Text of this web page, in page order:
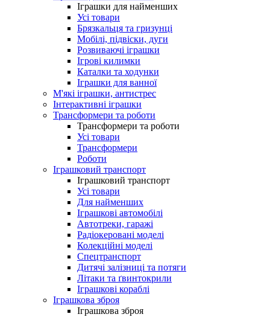
Іграшки для найменших
Усі товари
Брязкальця та гризунці
Мобілі, підвіски, дуги
Розвиваючі іграшки
Ігрові килимки
Каталки та ходунки
Іграшки для ванної
М'які іграшки, антистрес
Інтерактивні іграшки
Трансформери та роботи
Трансформери та роботи
Усі товари
Трансформери
Роботи
Іграшковий транспорт
Іграшковий транспорт
Усі товари
Для найменших
Іграшкові автомобілі
Автотреки, гаражі
Радіокеровані моделі
Колекційні моделі
Спецтранспорт
Дитячі залізниці та потяги
Літаки та ґвинтокрили
Іграшкові кораблі
Іграшкова зброя
Іграшкова зброя